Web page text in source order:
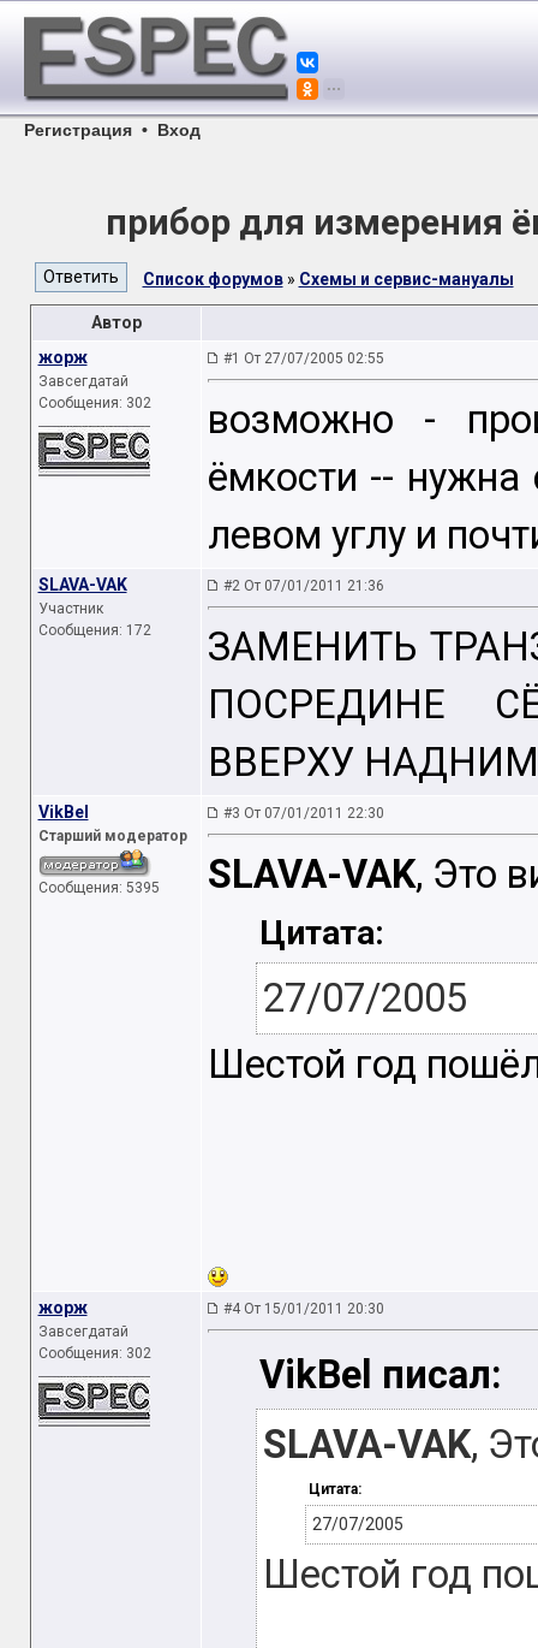
Регистрация • Вход
прибор для измерения
Список форумов» Схемы и сервис-мануалы
Автор
жорж
Завсегдатай
Сообщения: 302
#1 От 27/07/2005 02:55
возможно -
ёмкости -- нужна
левом углу и
SLAVA-VAK
Участник
Сообщения: 172
#2 От 07/01/2011 21:36
ЗАМЕНИТЬ
ПОСРЕДИНЕ
ВВЕРХУ
VikBel
Старший модератор
Сообщения: 5395
#3 От 07/01/2011 22:30
SLAVA-VAK, Это
Цитата:
27/07/2005
Шестой год
жорж
Завсегдатай
Сообщения: 302
#4 От 15/01/2011 20:30
VikBel писал:
SLAVA-VAK,
Цитата:
27/07/2005
Шестой год